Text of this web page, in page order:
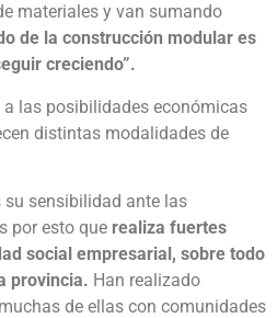
materiales y van sumando
de la construcción modular es
creciendo”.
las posibilidades económicas
distintas modalidades de
su sensibilidad ante las
por esto que realiza fuertes
social empresarial, sobre todo
provincia. Han realizado
de ellas con comunidades